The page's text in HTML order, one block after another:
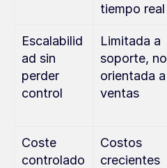
tiempo real
Escalabilid
ad sin
perder
control
Limitada a
soporte, no
orientada a
ventas
Coste
controlado
Costos
crecientes